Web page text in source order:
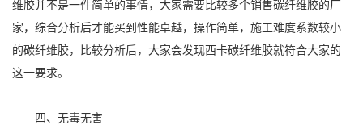
维胶并不是一件简单的事情，大家需要比较多个销售碳纤维胶的厂
家，综合分析后才能买到性能卓越，操作简单，施工难度系数较小
的碳纤维胶，比较分析后，大家会发现西卡碳纤维胶就符合大家的
这一要求。
四、无毒无害